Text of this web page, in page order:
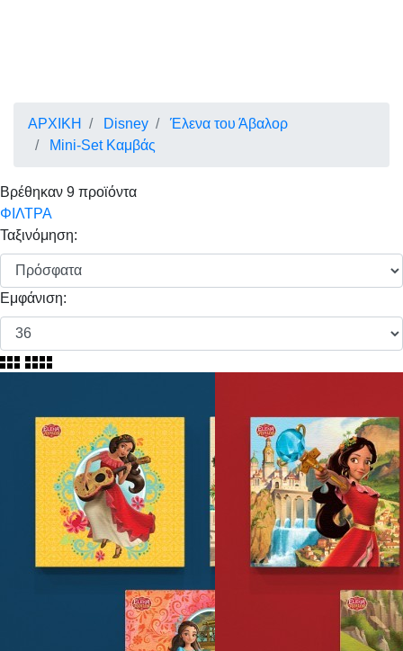
ΑΡΧΙΚΗ Disney
Έλενα του Άβαλορ
Mini-Set Καμβάς
Βρέθηκαν 9 προϊόντα
ΦΙΛΤΡΑ
Ταξινόμηση:
Εμφάνιση: